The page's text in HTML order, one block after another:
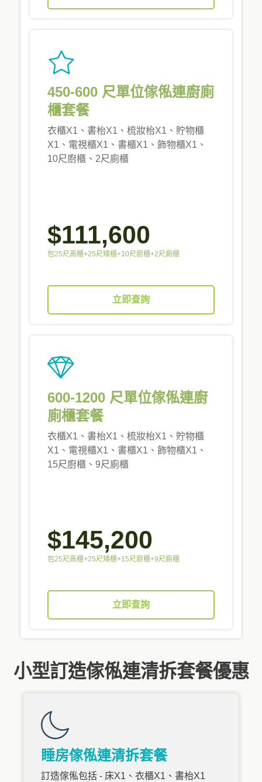
450-600 尺單位傢俬連廚廁
櫃套餐
衣櫃X1、書枱X1、梳妝枱X1、貯物櫃
X1、電視櫃X1、書櫃X1、飾物櫃X1、
10尺廚櫃、2尺廁櫃
$111,600
包25尺高櫃+25尺矮櫃+10尺廚櫃+2尺廁櫃
立即查詢
600-1200 尺單位傢俬連廚
廁櫃套餐
衣櫃X1、書枱X1、梳妝枱X1、貯物櫃
X1、電視櫃X1、書櫃X1、飾物櫃X1、
15尺廚櫃、9尺廁櫃
$145,200
包25尺高櫃+25尺矮櫃+15尺廚櫃+9尺廁櫃
立即查詢
小型訂造傢俬連清拆套餐優惠
睡房傢俬連清拆套餐
訂造傢俬包括 - 床X1、衣櫃X1、書枱X1